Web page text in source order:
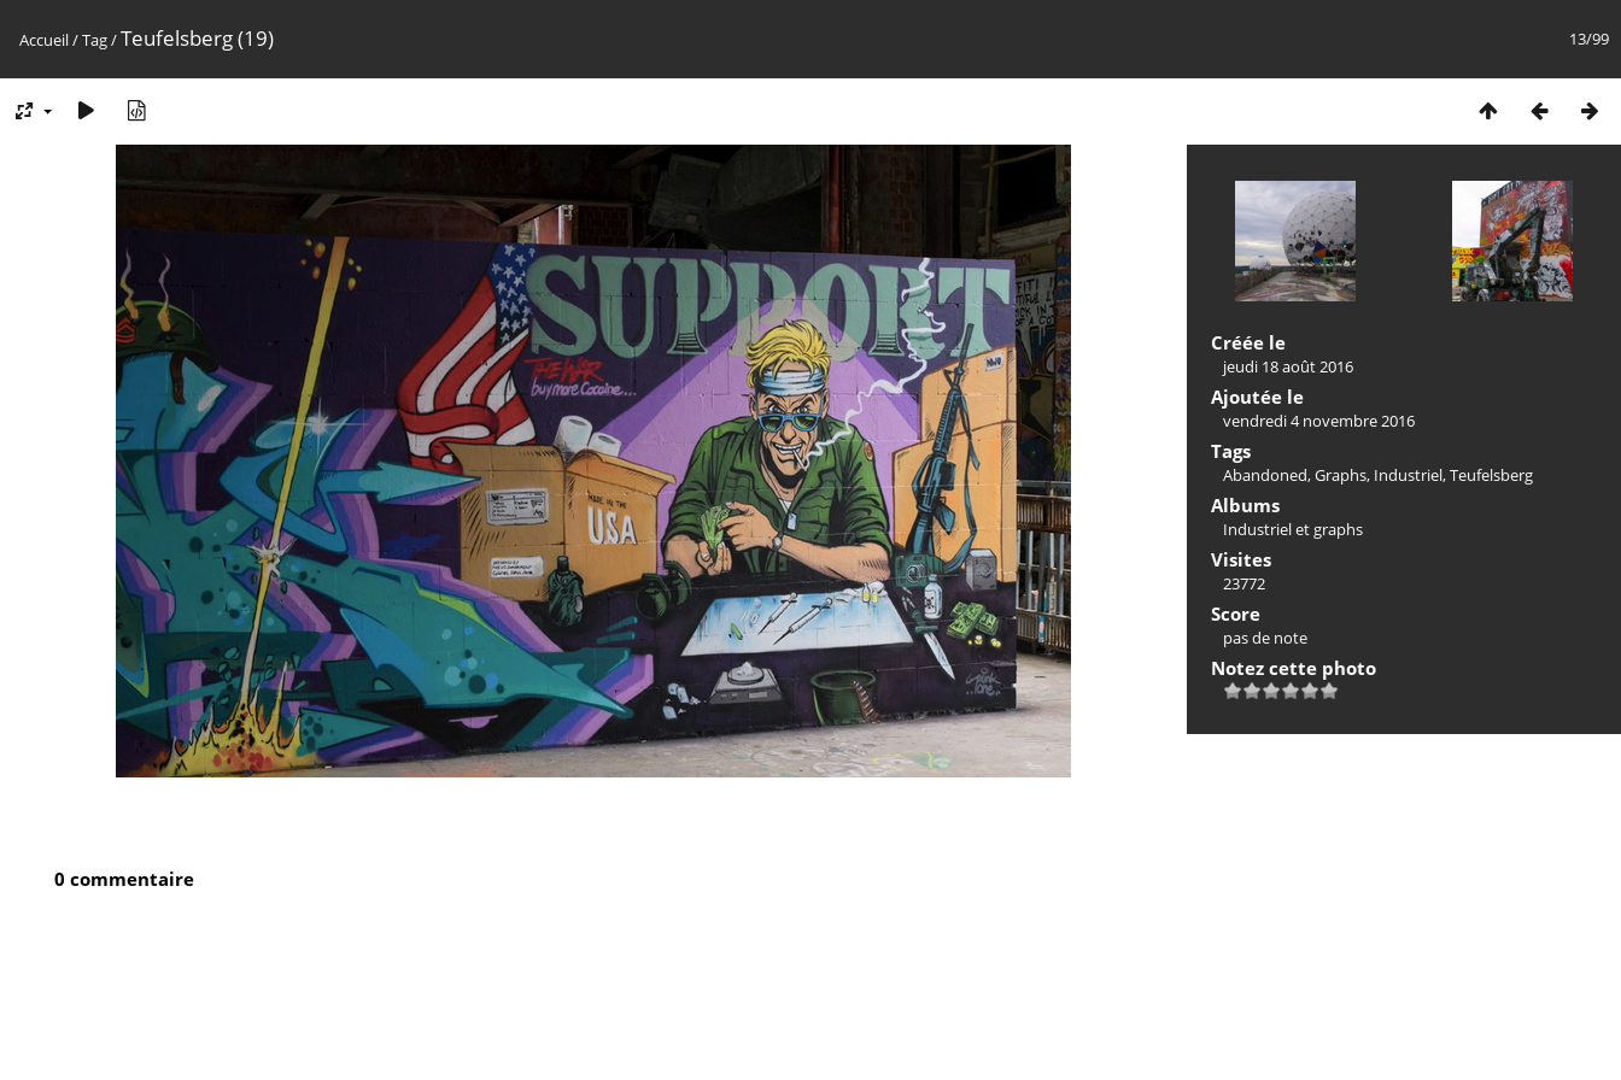
13/99
Accueil/Tag/Teufelsberg (19)
Créée le
jeudi 18 août 2016
Ajoutée le
vendredi 4 novembre 2016
Tags
Abandoned,Graphs, Industriel,Teufelsberg
Albums
Industriel et graphs
Visites
23772
Score
pas de note
Notez cette photo
0 commentaire